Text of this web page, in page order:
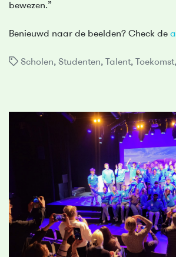
bewezen.”
Benieuwd naar de beelden? Check de
Scholen, Studenten, Talent, Toekomst,